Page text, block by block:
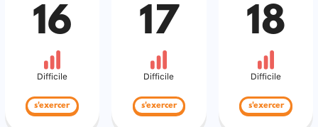
16
Difficile
s'exercer
17
Difficile
s'exercer
18
Difficile
s'exercer